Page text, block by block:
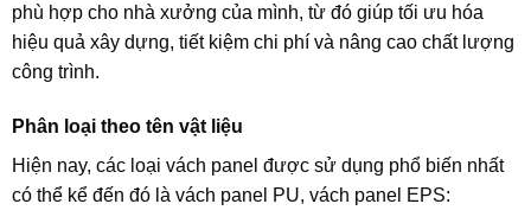
phù hợp cho nhà xưởng của mình, từ đó giúp tối ưu hóa
hiệu quả xây dựng, tiết kiệm chi phí và nâng cao chất lượng
công trình.
Phân loại theo tên vật liệu
Hiện nay, các loại vách panel được sử dụng phổ biến nhất
có thể kể đến đó là vách panel PU, vách panel EPS: